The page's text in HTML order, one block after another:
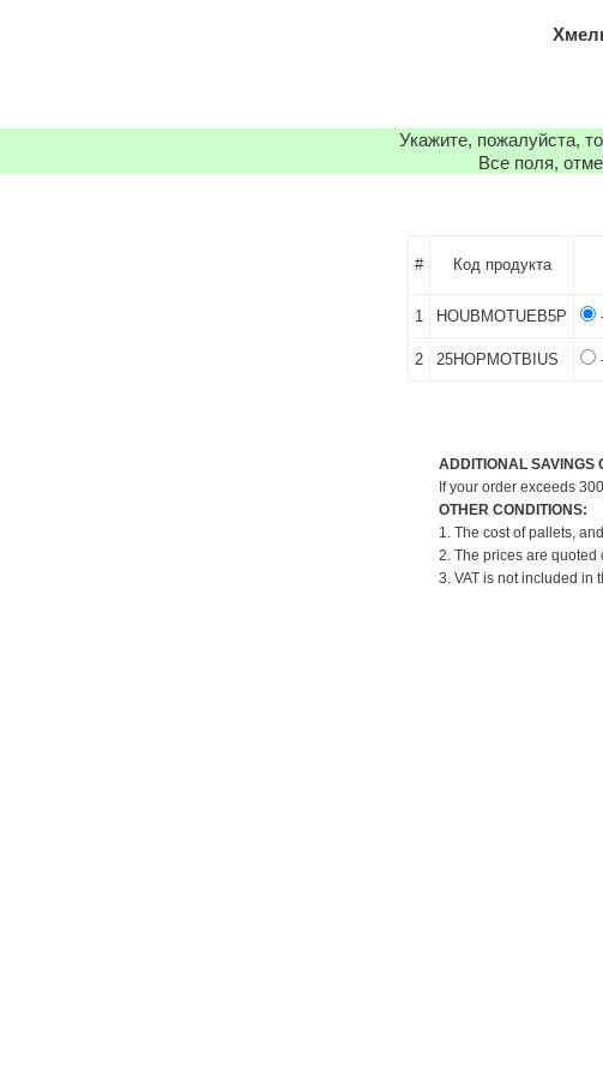
Укажите, пожалуйста,
Все поля,
# Код продукта
1 HOUBMOTUEB5P
2 25HOPMOTBIUS
ADDITIONAL SAVINGS
If your order exceeds
OTHER CONDITIONS:
1. The cost of pallets,
2. The prices are quoted
3. VAT is not included in